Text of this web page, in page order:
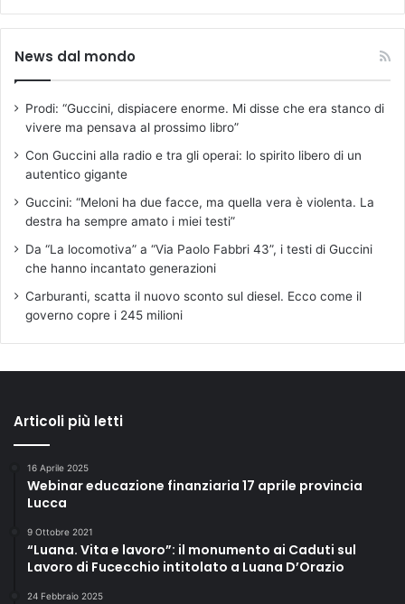
News dal mondo
Prodi: “Guccini, dispiacere enorme. Mi disse che era stanco di
vivere ma pensava al prossimo libro”
Con Guccini alla radio e tra gli operai: lo spirito libero di un
autentico gigante
Guccini: “Meloni ha due facce, ma quella vera è violenta. La
destra ha sempre amato i miei testi”
Da “La locomotiva” a “Via Paolo Fabbri 43”, i testi di Guccini
che hanno incantato generazioni
Carburanti, scatta il nuovo sconto sul diesel. Ecco come il
governo copre i 245 milioni
Articoli più letti
16 Aprile 2025
Webinar educazione finanziaria 17 aprile provincia
Lucca
9 Ottobre 2021
“Luana. Vita e lavoro”: il monumento ai Caduti sul
Lavoro di Fucecchio intitolato a Luana D’Orazio
24 Febbraio 2025